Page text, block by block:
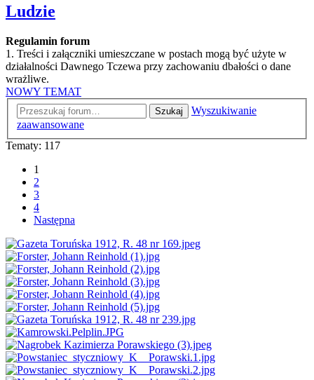
Ludzie
Regulamin forum
1. Treści i załączniki umieszczane w postach mogą być użyte w
działalności Dawnego Tczewa przy zachowaniu dbałości o dane
wrażliwe.
NOWY TEMAT
Szukaj
Wyszukiwanie
zaawansowane
Tematy: 117
1
2
3
4
Następna